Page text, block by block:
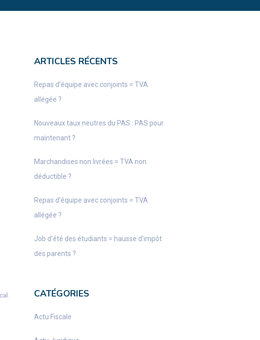
ARTICLES RÉCENTS
Repas d’équipe avec conjoints = TVA
allégée ?
Nouveaux taux neutres du PAS : PAS pour
maintenant ?
Marchandises non livrées = TVA non
déductible ?
Repas d’équipe avec conjoints = TVA
allégée ?
Job d’été des étudiants = hausse d’impôt
des parents ?
CATÉGORIES
Actu Fiscale